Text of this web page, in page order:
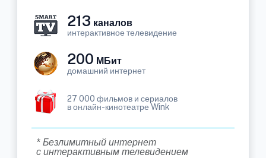
213 каналов
интерактивное телевидение
200 МБит
домашний интернет
27 000 фильмов и сериалов
в онлайн-кинотеатре Wink
* Безлимитный интернет
с интерактивным телевидением